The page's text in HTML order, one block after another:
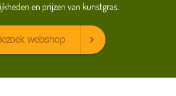
en prijzen van kunstgras.
webshop